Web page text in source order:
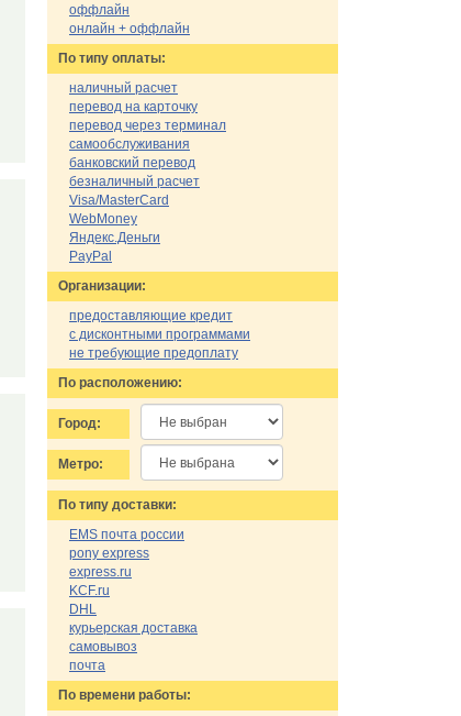
оффлайн
онлайн + оффлайн
По типу оплаты:
наличный расчет
перевод на карточку
перевод через терминал
самообслуживания
банковский перевод
безналичный расчет
Visa/MasterCard
WebMoney
Яндекс.Деньги
PayPal
Организации:
предоставляющие кредит
с дисконтными программами
не требующие предоплату
По расположению:
Город:
Метро:
По типу доставки:
EMS почта россии
pony express
express.ru
KCF.ru
DHL
курьерская доставка
самовывоз
почта
По времени работы: